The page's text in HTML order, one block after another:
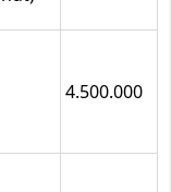
4.500.000